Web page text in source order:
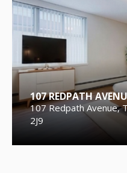
107 REDPATH
107 Redpath Avenue,
2J9